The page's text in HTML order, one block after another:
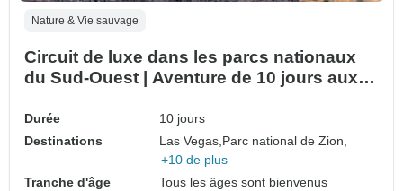
Nature & Vie sauvage
Circuit de luxe dans les parcs nationaux
du Sud-Ouest | Aventure de 10 jours aux
Durée
10 jours
Destinations
Las Vegas,Parc national de Zion,
+10 de plus
Tranche d'âge
Tous les âges sont bienvenus